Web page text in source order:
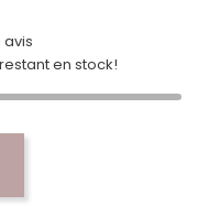
avis
en stock!